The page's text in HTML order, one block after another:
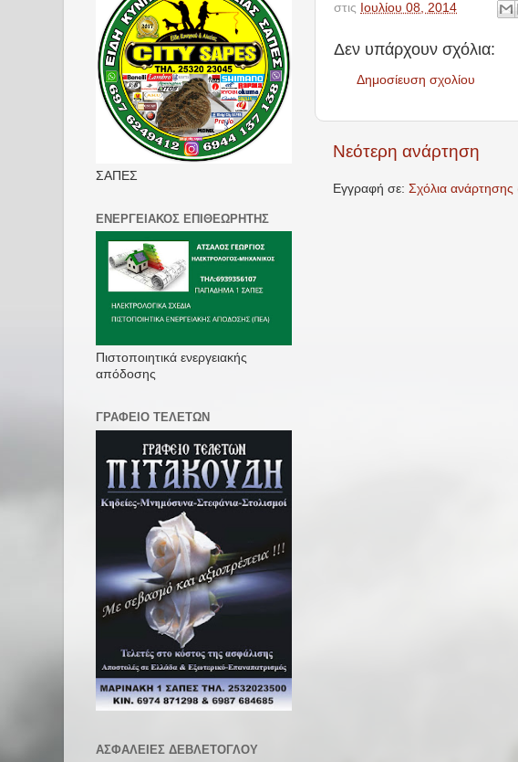
στις Ιουλίου 08, 2014
Δεν υπάρχουν σχόλια:
Δημοσίευση σχολίου
Νεότερη ανάρτηση
Εγγραφή σε: Σχόλια ανάρτησης
ΣΑΠΕΣ
ΕΝΕΡΓΕΙΑΚΟΣ ΕΠΙΘΕΩΡΗΤΗΣ
Πιστοποιητικά ενεργειακής
απόδοσης
ΓΡΑΦΕΙΟ ΤΕΛΕΤΩΝ
ΑΣΦΑΛΕΙΕΣ ΔΕΒΛΕΤΟΓΛΟΥ